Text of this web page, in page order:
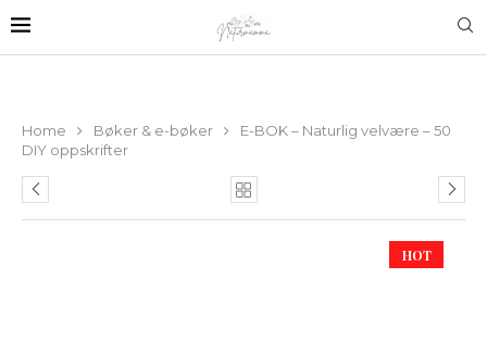
Home Bøker & e-bøker
E-BOK – Naturlig velvære – 50
DIY oppskrifter
HOT